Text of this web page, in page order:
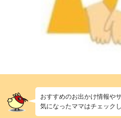
おすすめのお出かけ情報や
気になったママはチェック